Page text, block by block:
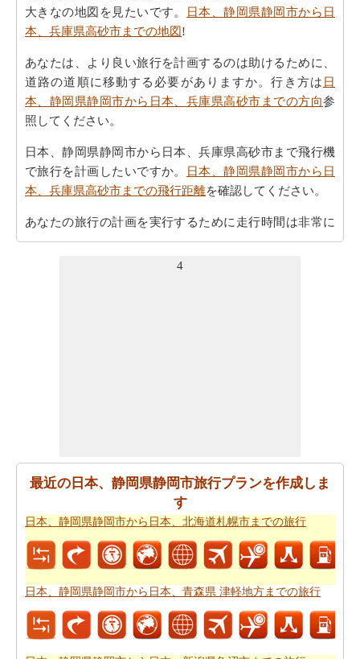
大きなの地図を見たいです。
日本、静岡県静岡市から日
本、兵庫県高砂市までの地図!
あなたは、より良い旅行を計画するのは助けるために、
道路の道順に移動する必要がありますか。行き方は 日
本、静岡県静岡市から日本、兵庫県高砂市までの方向参
照してください。
日本、静岡県静岡市から日本、兵庫県高砂市まで飛行機
で旅行を計画したいですか。
日本、静岡県静岡市から日
本、兵庫県高砂市までの飛行距離を確認してください。
あなたの旅行の計画を実行するために走行時間は非常に
重要です。ここでおおよその時間を取得することによ
日本、静岡県静岡市から日本、
た、旅費の推定値を取得したいと思います。 日本、静岡
県静岡市から日本、兵庫県高砂市までの旅行の費用
ェックすることができます。
4
最近の日本、静岡県静岡市旅行プランを作成しま
す
日本、静岡県静岡市から日本、北海道札幌市までの旅行
日本、静岡県静岡市から日本、青森県 津軽地方までの旅行